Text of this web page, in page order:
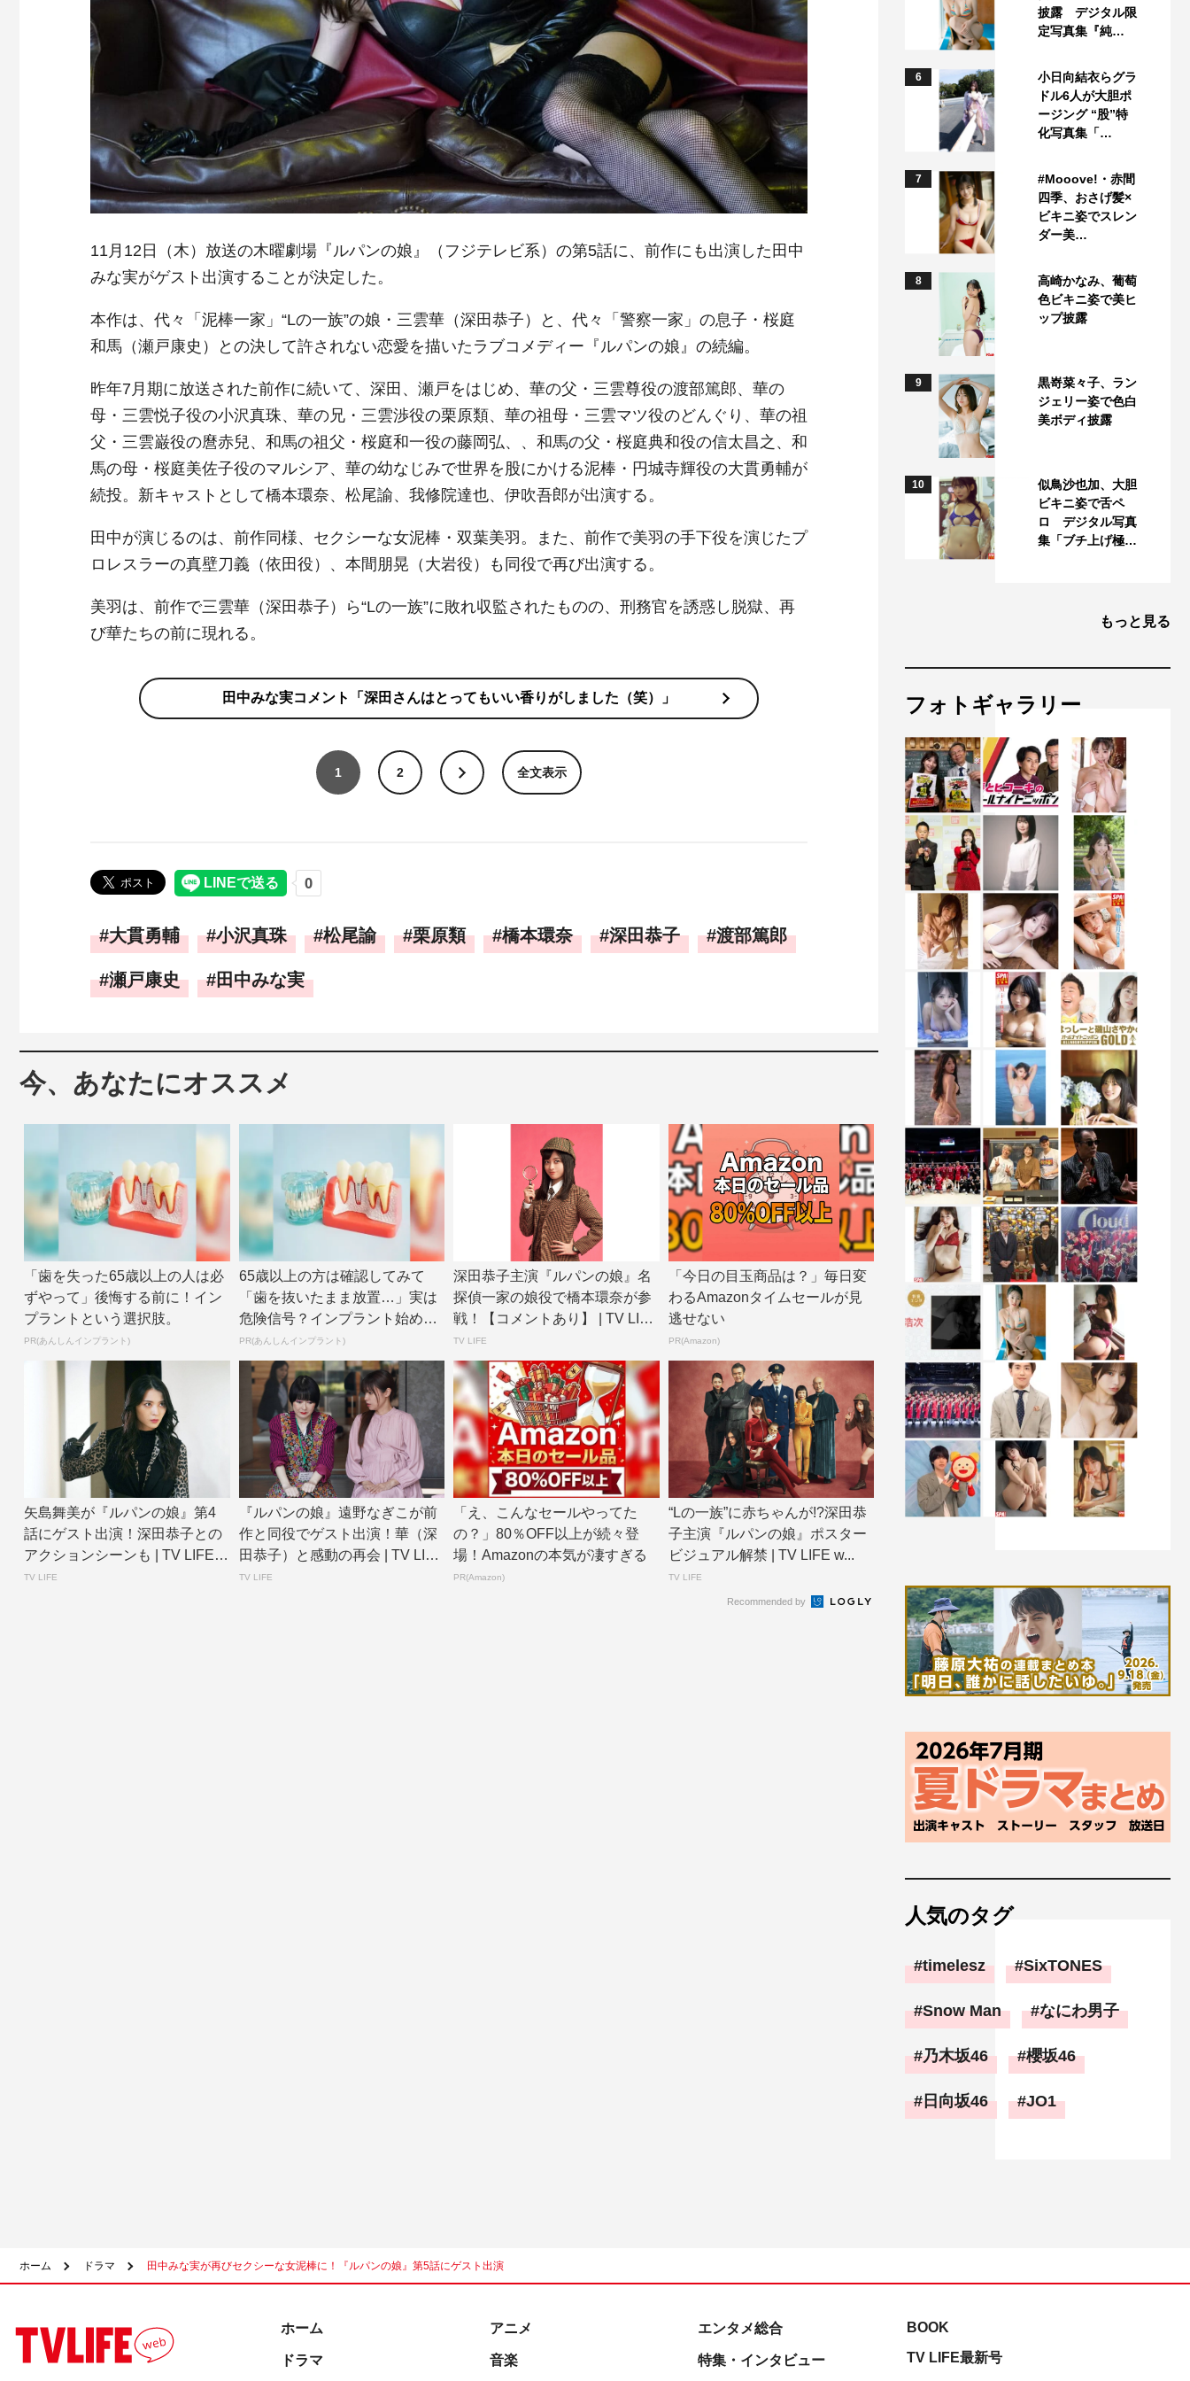
11月12日（木）放送の木曜劇場『ルパンの娘』（フジテレビ系）の第5話に、前作にも出演した田中
みな実がゲスト出演することが決定した。
本作は、代々「泥棒一家」“Lの一族”の娘・三雲華（深田恭子）と、代々「警察一家」の息子・桜庭
和馬（瀬戸康史）との決して許されない恋愛を描いたラブコメディー『ルパンの娘』の続編。
昨年7月期に放送された前作に続いて、深田、瀬戸をはじめ、華の父・三雲尊役の渡部篤郎、華の
母・三雲悦子役の小沢真珠、華の兄・三雲渉役の栗原類、華の祖母・三雲マツ役のどんぐり、華の祖
父・三雲巌役の麿赤兒、和馬の祖父・桜庭和一役の藤岡弘、、和馬の父・桜庭典和役の信太昌之、和
馬の母・桜庭美佐子役のマルシア、華の幼なじみで世界を股にかける泥棒・円城寺輝役の大貫勇輔が
続投。新キャストとして橋本環奈、松尾諭、我修院達也、伊吹吾郎が出演する。
田中が演じるのは、前作同様、セクシーな女泥棒・双葉美羽。また、前作で美羽の手下役を演じたプ
ロレスラーの真壁刀義（依田役）、本間朋晃（大岩役）も同役で再び出演する。
美羽は、前作で三雲華（深田恭子）ら“Lの一族”に敗れ収監されたものの、刑務官を誘惑し脱獄、再
び華たちの前に現れる。
田中みな実コメント「深田さんはとってもいい香りがしました（笑）」
1 2 全文表示
大貫勇輔 小沢真珠 松尾諭 栗原類 橋本環奈 深田恭子 渡部篤郎
瀬戸康史 田中みな実
今、あなたにオススメ
「歯を失った65歳以上の人は必
ずやって」後悔する前に！イン
プラントという選択肢。
PR(あんしんインプラント)
65歳以上の方は確認してみて
「歯を抜いたまま放置…」実は
危険信号？インプラント始めま
せんか？
PR(あんしんインプラント)
深田恭子主演『ルパンの娘』名
探偵一家の娘役で橋本環奈が参
戦！【コメントあり】 | TV LIFE
w...
TV LIFE
「今日の目玉商品は？」毎日変
わるAmazonタイムセールが見
逃せない
PR(Amazon)
矢島舞美が『ルパンの娘』第4
話にゲスト出演！深田恭子との
アクションシーンも | TV LIFE w
e...
TV LIFE
『ルパンの娘』遠野なぎこが前
作と同役でゲスト出演！華（深
田恭子）と感動の再会 | TV LIFE
w...
TV LIFE
「え、こんなセールやってた
の？」80％OFF以上が続々登
場！Amazonの本気が凄すぎる
PR(Amazon)
“Lの一族”に赤ちゃんが!?深田恭
子主演『ルパンの娘』ポスター
ビジュアル解禁 | TV LIFE w...
TV LIFE
Recommended by
披露 デジタル限
定写真集『純…
6
小日向結衣らグラ
ドル6人が大胆ポ
ージング “股”特
化写真集「…
7
#Mooove!・赤間
四季、おさげ髪×
ビキニ姿でスレン
ダー美…
8
高崎かなみ、葡萄
色ビキニ姿で美ヒ
ップ披露
9
黒嵜菜々子、ラン
ジェリー姿で色白
美ボディ披露
10
似鳥沙也加、大胆
ビキニ姿で舌ペ
ロ デジタル写真
集「ブチ上げ極…
もっと見る
フォトギャラリー
人気のタグ
timelesz SixTONES
Snow Man なにわ男子
乃木坂46 櫻坂46
日向坂46 JO1
ホーム ドラマ 田中みな実が再びセクシーな女泥棒に！『ルパンの娘』第5話にゲスト出演
ホーム
ドラマ
アニメ
音楽
エンタメ総合
特集・インタビュー
BOOK
TV LIFE最新号